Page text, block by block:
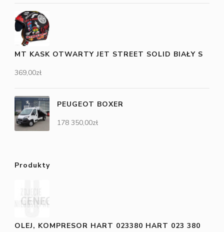
MT KASK OTWARTY JET STREET SOLID BIAŁY S
369,00zł
PEUGEOT BOXER
178 350,00zł
Produkty
OLEJ, KOMPRESOR HART 023380 HART 023 380